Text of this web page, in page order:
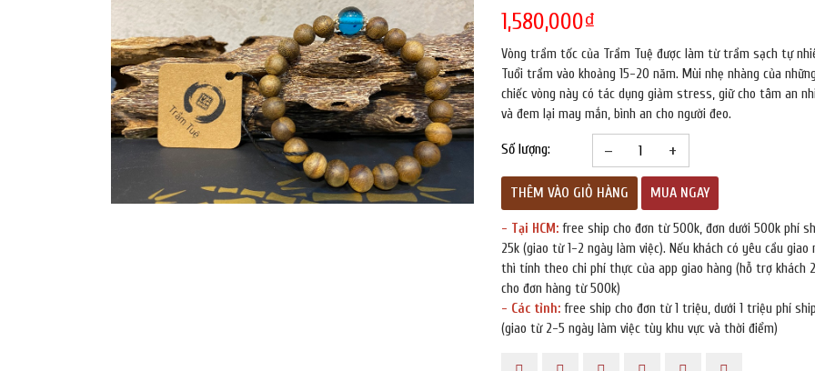
1,580,000₫
Vòng trầm tốc của Trầm Tuệ được làm từ trầm sạch tự
Tuổi trầm vào khoảng 15-20 năm. Mùi nhẹ nhàng của những
chiếc vòng này có tác dụng giảm stress, giữ cho tâm an
và đem lại may mắn, bình an cho người đeo.
Số lượng: – +
THÊM VÀO GIỎ HÀNG MUA NGAY
- Tại HCM:free ship cho đơn từ 500k, đơn dưới 500k phí
25k (giao từ 1-2 ngày làm việc). Nếu khách có yêu cầu giao
thì tính theo chi phí thực của app giao hàng (hỗ trợ khách
cho đơn hàng từ 500k)
- Các tỉnh:free ship cho đơn từ 1 triệu, dưới 1 triệu phí
(giao từ 2-5 ngày làm việc tùy khu vực và thời điểm)